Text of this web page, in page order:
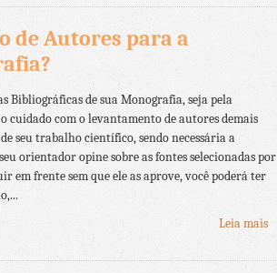
de Autores para a
Bibliográficas de sua Monografia, seja pela
cuidado com o levantamento de autores demais
seu trabalho científico, sendo necessária a
orientador opine sobre as fontes selecionadas por
em frente sem que ele as aprove, você poderá ter
Leia mais